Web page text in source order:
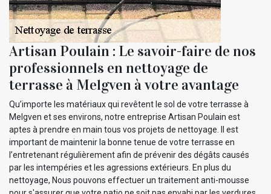
Artisan Poulain : Le savoir-faire de nos
professionnels en nettoyage de
terrasse à Melgven à votre avantage
Qu’importe les matériaux qui revêtent le sol de votre terrasse à
Melgven et ses environs, notre entreprise Artisan Poulain est
aptes à prendre en main tous vos projets de nettoyage. Il est
important de maintenir la bonne tenue de votre terrasse en
l’entretenant régulièrement afin de prévenir des dégâts causés
par les intempéries et les agressions extérieurs. En plus du
nettoyage, Nous pouvons effectuer un traitement anti-mousse